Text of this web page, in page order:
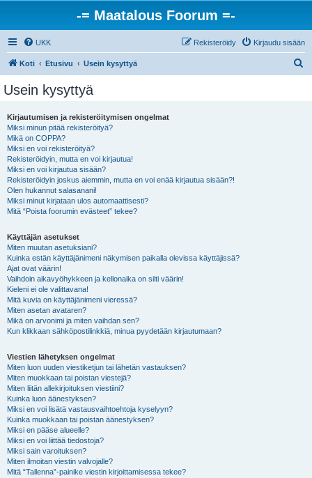
-= Maatalous Foorum =-
UKK Kirjaudu sisään
Rekisteröidy
Koti Etusivu Usein kysyttyä
Usein kysyttyä
Kirjautumisen ja rekisteröitymisen ongelmat
Miksi minun pitää rekisteröityä?
Mikä on COPPA?
Miksi en voi rekisteröityä?
Rekisteröidyin, mutta en voi kirjautua!
Miksi en voi kirjautua sisään?
Rekisteröidyin joskus aiemmin, mutta en voi enää kirjautua sisään?!
Olen hukannut salasanani!
Miksi minut kirjataan ulos automaattisesti?
Mitä “Poista foorumin evästeet” tekee?
Käyttäjän asetukset
Miten muutan asetuksiani?
Kuinka estän käyttäjänimeni näkymisen paikalla olevissa käyttäjissä?
Ajat ovat väärin!
Vaihdoin aikavyöhykkeen ja kellonaika on silti väärin!
Kieleni ei ole valittavana!
Mitä kuvia on käyttäjänimeni vieressä?
Miten asetan avataren?
Mikä on arvonimi ja miten vaihdan sen?
Kun klikkaan sähköpostilinkkiä, minua pyydetään kirjautumaan?
Viestien lähetyksen ongelmat
Miten luon uuden viestiketjun tai lähetän vastauksen?
Miten muokkaan tai poistan viestejä?
Miten liitän allekirjoituksen viestiini?
Kuinka luon äänestyksen?
Miksi en voi lisätä vastausvaihtoehtoja kyselyyn?
Kuinka muokkaan tai poistan äänestyksen?
Miksi en pääse alueelle?
Miksi en voi liittää tiedostoja?
Miksi sain varoituksen?
Miten ilmoitan viestin valvojalle?
Mitä “Tallenna”-painike viestin kirjoittamisessa tekee?